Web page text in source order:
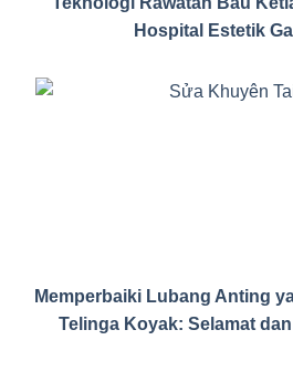
Hospital Estetik
Memperbaiki Lubang Anting
Telinga Koyak: Selamat